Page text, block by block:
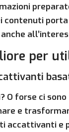
per
O forse ci
e
accattivanti e